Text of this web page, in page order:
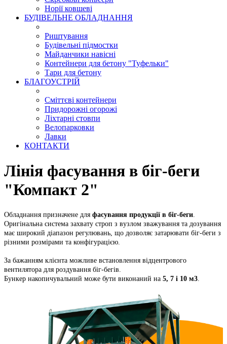
Норії ковшеві
БУДІВЕЛЬНЕ ОБЛАДНАННЯ
Риштування
Будівельні підмостки
Майданчики навісні
Контейнери для бетону "Туфельки"
Тари для бетону
БЛАГОУСТРІЙ
Сміттєві контейнери
Придорожні огорожі
Ліхтарні стовпи
Велопарковки
Лавки
КОНТАКТИ
Лінія фасування в біг-беги
"Компакт 2"
Обладнання призначене для фасування продукції в біг-беги.
Оригінальна система захвату строп з вузлом зважування та дозування
має широкий діапазон регулювань, що дозволяє затарювати біг-беги з
різними розмірами та конфігурацією.
За бажанням клієнта можливе встановлення відцентрового
вентилятора для роздування біг-бегів.
Бункер накопичувальний може бути виконаний на 5, 7 i 10 м3.